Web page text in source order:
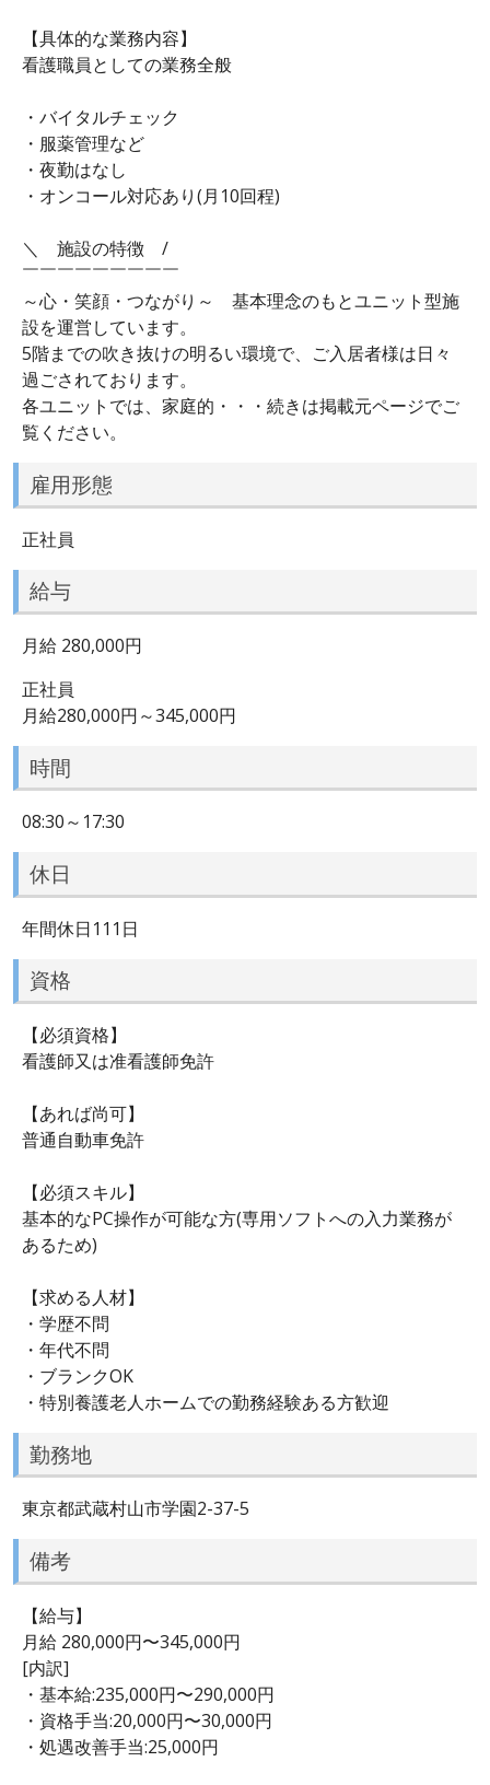
【具体的な業務内容】
看護職員としての業務全般
・バイタルチェック
・服薬管理など
・夜勤はなし
・オンコール対応あり(月10回程)
＼ 施設の特徴 /
￣￣￣￣￣￣￣￣￣
～心・笑顔・つながり～ 基本理念のもとユニット型施
設を運営しています。
5階までの吹き抜けの明るい環境で、ご入居者様は日々
過ごされております。
各ユニットでは、家庭的・・・続きは掲載元ページでご
覧ください。
雇用形態
正社員
給与
月給 280,000円
正社員
月給280,000円～345,000円
時間
08:30～17:30
休日
年間休日111日
資格
【必須資格】
看護師又は准看護師免許
【あれば尚可】
普通自動車免許
【必須スキル】
基本的なPC操作が可能な方(専用ソフトへの入力業務が
あるため)
【求める人材】
・学歴不問
・年代不問
・ブランクOK
・特別養護老人ホームでの勤務経験ある方歓迎
勤務地
東京都武蔵村山市学園2-37-5
備考
【給与】
月給 280,000円〜345,000円
[内訳]
・基本給:235,000円〜290,000円
・資格手当:20,000円〜30,000円
・処遇改善手当:25,000円